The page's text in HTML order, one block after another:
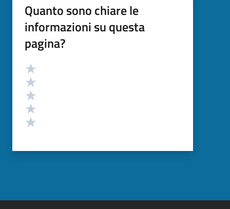
Quanto sono chiare le
informazioni su questa
pagina?
Valutazione